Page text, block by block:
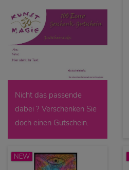
Nicht das passende
dabei ? Verschenken Sie
doch einen Gutschein.
NEW